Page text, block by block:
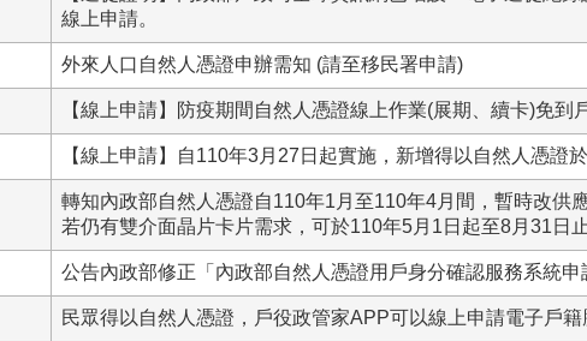
線上申請。
外來人口自然人憑證申辦需知 (請至移民署申請)
【線上申請】防疫期間自然人憑證線上作業(展期、續卡)免到
【線上申請】自110年3月27日起實施，新增得以自然人憑證
轉知內政部自然人憑證自110年1月至110年4月間，暫時改供
若仍有雙介面晶片卡片需求，可於110年5月1日起至8月31日
公告內政部修正「內政部自然人憑證用戶身分確認服務系統
民眾得以自然人憑證，戶役政管家APP可以線上申請電子戶